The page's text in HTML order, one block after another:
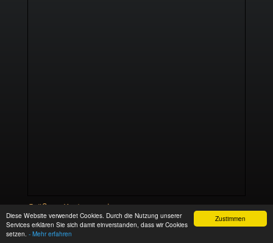
Zustimmen
Diese Website verwendet Cookies. Durch die Nutzung unserer
Services erklären Sie sich damit einverstanden, dass wir Cookies
setzen. - Mehr erfahren
Größere Karte anzeigen